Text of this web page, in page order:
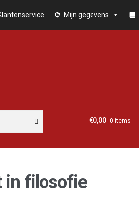
Mijn gegevens
€0,00 0 items
in filosofie